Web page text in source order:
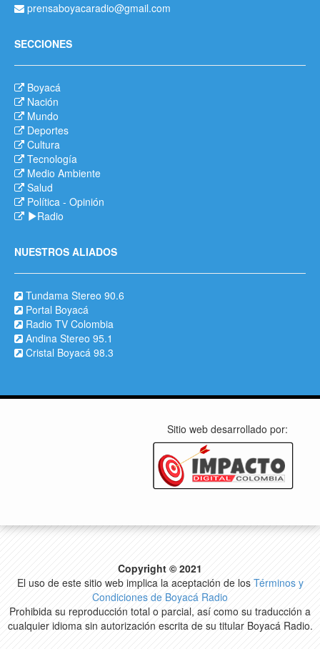
prensaboyacaradio@gmail.com
SECCIONES
Boyacá
Nación
Mundo
Deportes
Cultura
Tecnología
Medio Ambiente
Salud
Política - Opinión
Radio
NUESTROS ALIADOS
Tundama Stereo 90.6
Portal Boyacá
Radio TV Colombia
Andina Stereo 95.1
Cristal Boyacá 98.3
Sitio web desarrollado por:
Copyright © 2021
El uso de este sitio web implica la aceptación de los Términos y
Condiciones de Boyacá Radio
Prohibida su reproducción total o parcial, así como su traducción a
cualquier idioma sin autorización escrita de su titular Boyacá Radio.